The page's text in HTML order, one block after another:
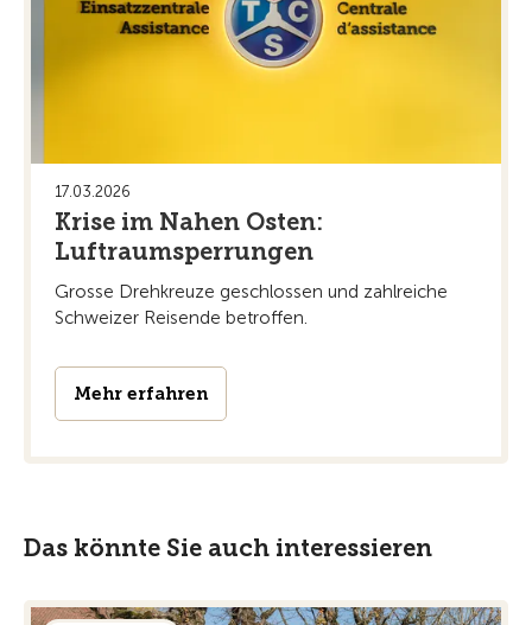
17.03.2026
Krise im Nahen Osten:
Luftraumsperrungen
Grosse Drehkreuze geschlossen und zahlreiche
Schweizer Reisende betroffen.
Mehr erfahren
Das könnte Sie auch interessieren